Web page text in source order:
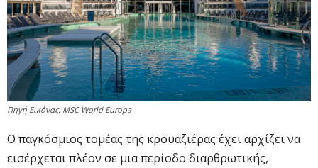
Πηγή Εικόνας: MSC World Europa
Ο παγκόσμιος τομέας της κρουαζιέρας έχει αρχίζει να
εισέρχεται πλέον σε μια περίοδο διαρθρωτικής,